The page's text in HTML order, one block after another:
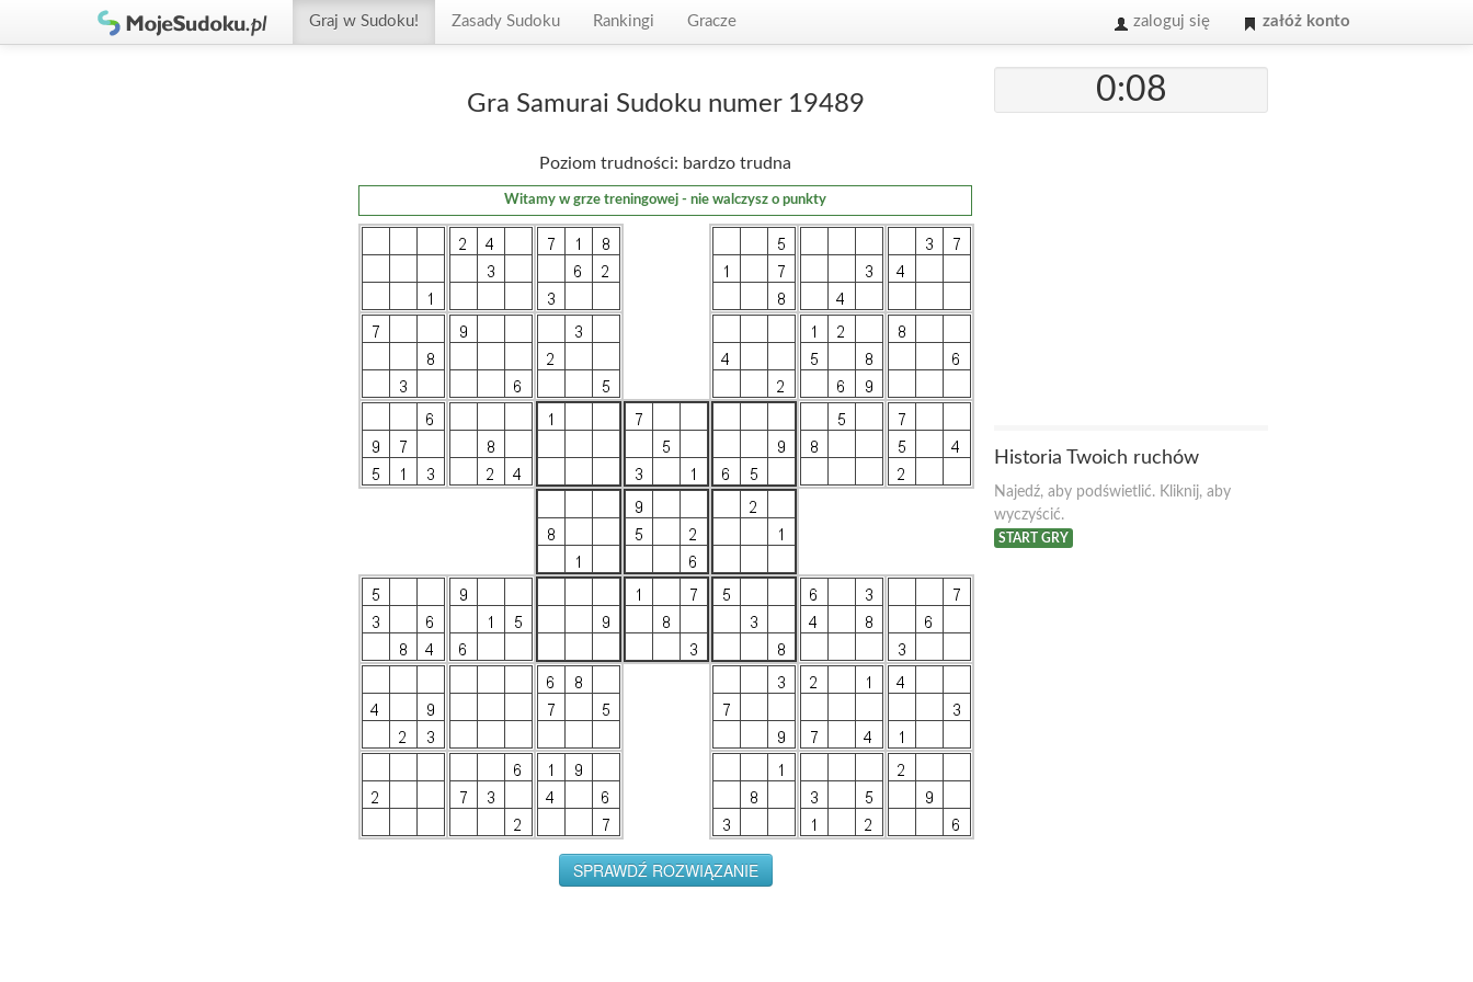
Graj w Sudoku! Zasady Sudoku Rankingi Gracze zaloguj się załóż konto
Gra Samurai Sudoku numer 19489
Poziom trudności: bardzo trudna
Witamy w grze treningowej - nie walczysz o punkty
0:08
Historia Twoich ruchów
Najedź, aby podświetlić. Kliknij, aby
wyczyścić.
START GRY